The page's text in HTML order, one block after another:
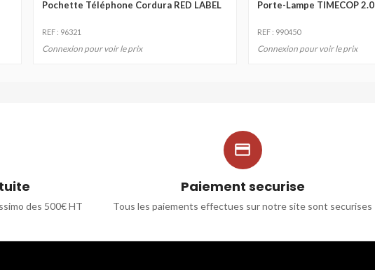
Pochette Téléphone Cordura RED LABEL
REF : 96321
Connexion pour voir le prix
Porte-Lampe TIMECOP 2.0
REF : 990450
Connexion pour voir le prix
des 500€ HT

Paiement securise
Tous les paiements effectues sur notre site sont securises